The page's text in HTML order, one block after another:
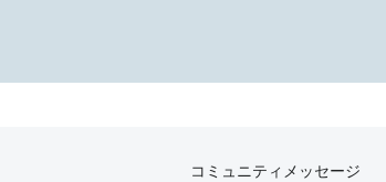
コミュニティメッセージ